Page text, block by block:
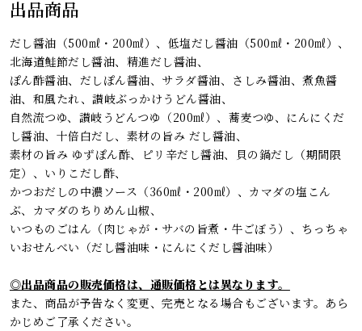
出品商品
だし醤油（500㎖・200㎖）、低塩だし醤油（500㎖・200㎖）、
北海道鮭節だし醤油、精進だし醤油、
ぽん酢醤油、だしぽん醤油、サラダ醤油、さしみ醤油、煮魚醤
油、和風たれ、讃岐ぶっかけうどん醤油、
自然流つゆ、讃岐うどんつゆ（200㎖）、蕎麦つゆ、にんにくだ
し醤油、十倍白だし、素材の旨み だし醤油、
素材の旨み ゆずぽん酢、ピリ辛だし醤油、貝の鍋だし（期間限
定）、いりこだし酢、
かつおだしの中濃ソース（360㎖・200㎖）、カマダの塩こん
ぶ、カマダのちりめん山椒、
いつものごはん（肉じゃが・サバの旨煮・牛ごぼう）、ちっちゃ
いおせんべい（だし醤油味・にんにくだし醤油味）
◎出品商品の販売価格は、通販価格とは異なります。
また、商品が予告なく変更、完売となる場合もございます。あら
かじめご了承ください。